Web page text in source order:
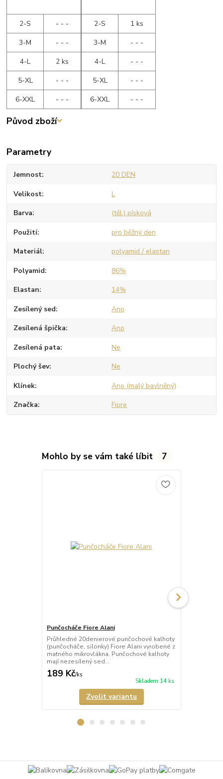
2-S
- - -
3-M
- - -
4-L
2 ks
5-XL
- - -
6-XXL
- - -
2-S
1 ks
3-M
- - -
4-L
- - -
5-XL
- - -
6-XXL
- - -
Původ zboží
Parametry
Jemnost 20 DEN
Velikost L
Barva (těl.) písková
Použití pro běžný den
Materiál polyamid / elastan
Polyamid 86%
Elastan 14%
Zesílený sed Ano
Zesílená špička Ano
Zesílená pata Ne
Plochý šev Ne
Klínek Ano (malý bavlněný)
Značka Fiore
Mohlo by se vám také líbit 7
Punčocháče Fiore Alani
Průhledné 20denierové punčochové kalhoty
(punčocháče, silonky) Fiore Alani vyrobené z
matného mikrovlákna. Punčochové kalhoty
mají nezesílený sed...
189 Kč/ks
Skladem 14 ks
Zvolit variantu